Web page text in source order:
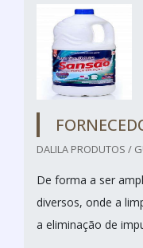
DALILA PRODUTOS /
De forma a ser
diversos, onde a
a eliminação de